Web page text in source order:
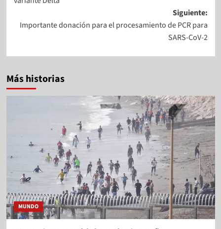
Siguiente:
Importante donación para el procesamiento de PCR para
SARS-CoV-2
Más historias
MUNDO